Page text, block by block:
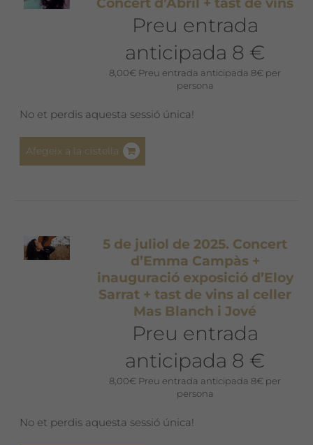
Preu entrada
anticipada 8 €
8,00€ Preu entrada anticipada 8€ per
persona
No et perdis aquesta sessió única!
Afegeix a la cistella
5 de juliol de 2025. Concert
d’Emma Campàs +
inauguració exposició d’Eloy
Sarrat + tast de vins al celler
Mas Blanch i Jové
Preu entrada
anticipada 8 €
8,00€ Preu entrada anticipada 8€ per
persona
No et perdis aquesta sessió única!